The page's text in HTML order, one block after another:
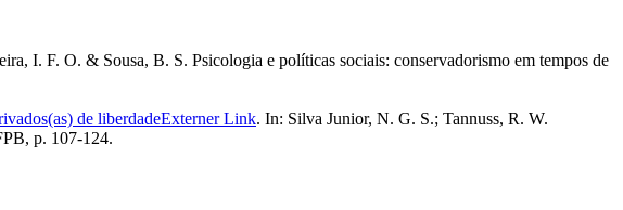
I. F. O. & Sousa, B. S. Psicologia e políticas sociais: conservadorismo em tempos de
de liberdadeExterner Link. In: Silva Junior, N. G. S.; Tannuss, R. W.
p. 107-124.